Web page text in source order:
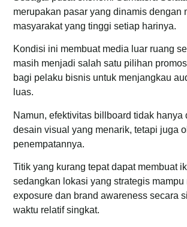
merupakan pasar yang dinamis dengan
masyarakat yang tinggi setiap harinya.
Kondisi ini membuat media luar ruang
masih menjadi salah satu pilihan
bagi pelaku bisnis untuk menjangkau
luas.
Namun, efektivitas billboard tidak hanya
desain visual yang menarik, tetapi juga
penempatannya.
Titik yang kurang tepat dapat membuat
sedangkan lokasi yang strategis mampu
exposure dan brand awareness secara
waktu relatif singkat.